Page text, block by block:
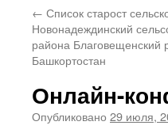
← Список старост
Новонадеждинский
района Благовещенский
Башкортостан
Онлайн-
Опубликовано 29 июля,